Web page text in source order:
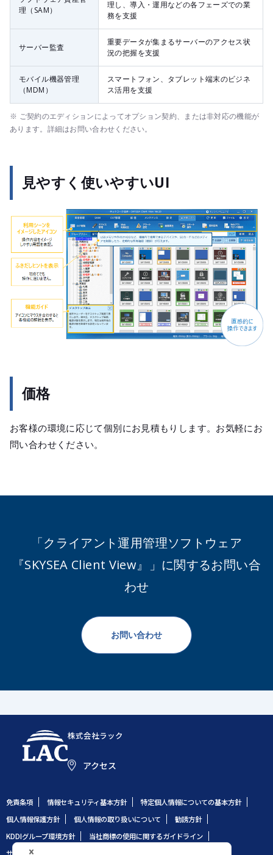
理（SAM）
理し、導入・運用などの​各フェーズでの​業
務を​支援
サーバー監査
重要データが集まるサーバーのアクセス状
況の把握を支援
モバイル機器管理
（MDM）
スマートフォン、タブレット端末のビジネ
ス活用を支援
※ ご契約のエディションによってオプション契約、または非対応の機能が
あります。詳細はお問い合わせください。
見やすく使いやすいUI
価格
お客様の環境に応じて個別にお見積もりします。お気軽にお
問い合わせください。
「クライアント運用管理ソフトウェア
『SKYSEA Client View』」に関するお問い合
わせ
お問い合わせ
株式会社ラック
アクセス
免責条項 情報セキュリティ基本方針
特定個人情報についての基本方針
個人情報保護方針
個人情報の取り扱いについて
勧誘方針
KDDIグループ環境方針
当社商標の使用に関するガイドライン